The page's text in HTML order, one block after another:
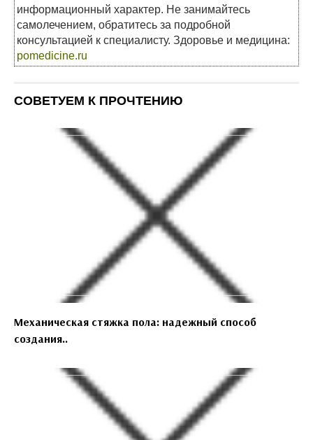
информационный характер. Не занимайтесь
самолечением, обратитесь за подробной
консультацией к специалисту. Здоровье и медицина:
pomedicine.ru
СОВЕТУЕМ К ПРОЧТЕНИЮ
Механическая стяжка пола: надежный способ
создания..